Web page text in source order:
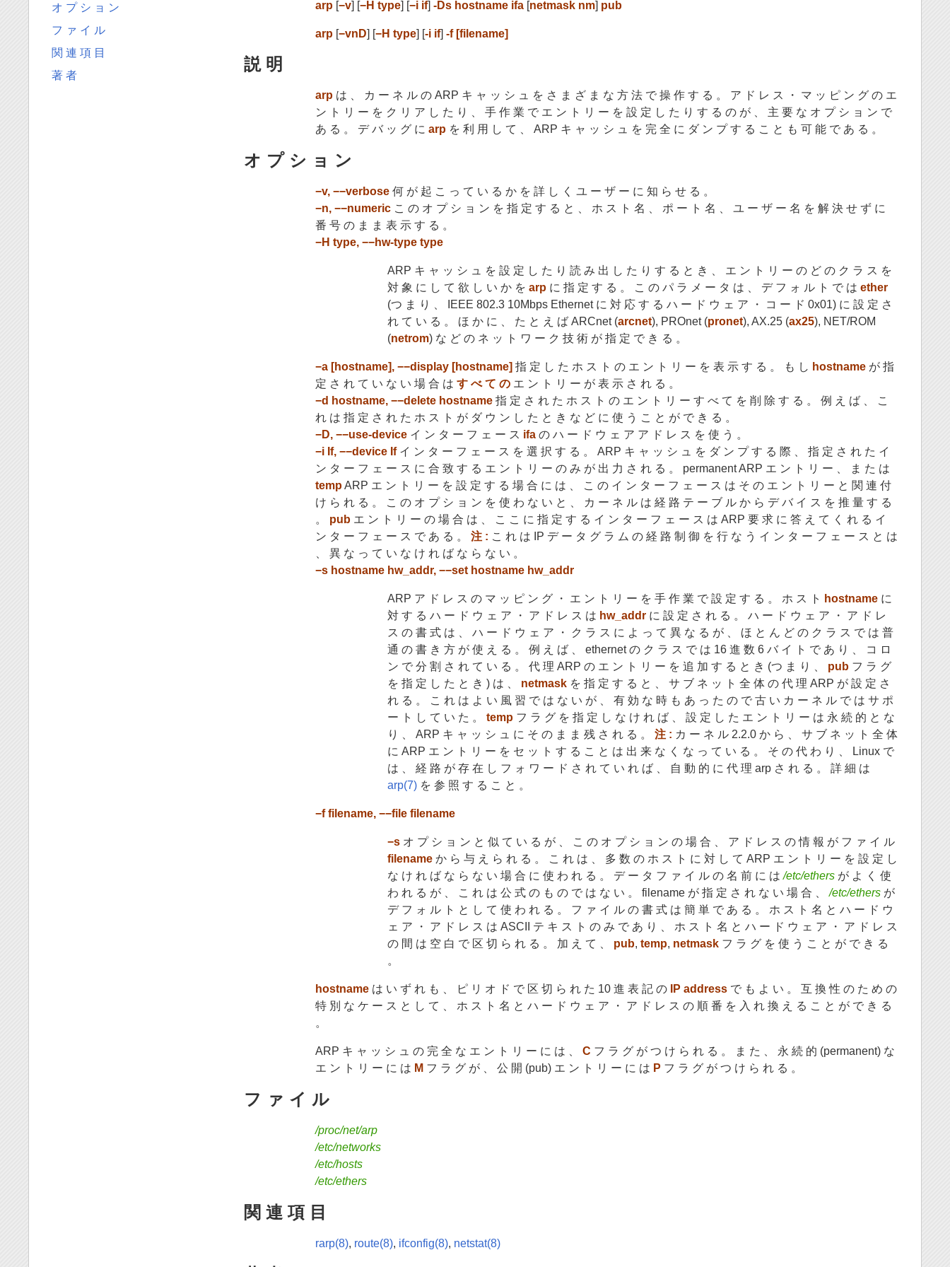
arp [−v] [−H type] [−i if]-Ds hostname ifa [netmask nm] pub
arp [−vnD] [−H type] [-i if]-f [filename]
説 明
arp は 、 カ ー ネ ル の ARP キ ャ ッ シ ュ を さ ま ざ ま な 方 法 で 操 作 す る 。 ア ド レ ス ・ マ ッ ピ ン グ の エ
ン ト リ ー を ク リ ア し た り 、 手 作 業 で エ ン ト リ ー を 設 定 し た り す る の が 、 主 要 な オ プ シ ョ ン で
あ る 。 デ バ ッ グ にarp を 利 用 し て 、 ARP キ ャ ッ シ ュ を 完 全 に ダ ン プ す る こ と も 可 能 で あ る 。
オ プ シ ョ ン
−v, −−verbose 何 が 起 こ っ て い る か を 詳 し く ユ ー ザ ー に 知 ら せ る 。
−n, −−numeric こ の オ プ シ ョ ン を 指 定 す る と 、 ホ ス ト 名 、 ポ ー ト 名 、 ユ ー ザ ー 名 を 解 決 せ ず に
番 号 の ま ま 表 示 す る 。
−H type, −−hw-type type
ARP キ ャ ッ シ ュ を 設 定 し た り 読 み 出 し た り す る と き 、 エ ン ト リ ー の ど の ク ラ ス を
対 象 に し て 欲 し い か をarp に 指 定 す る 。 こ の パ ラ メ ー タ は 、 デ フ ォ ル ト で はether
(つ ま り 、 IEEE 802.3 10Mbps Ethernet に 対 応 す る ハ ー ド ウ ェ ア ・ コ ー ド 0x01) に 設 定 さ
れ て い る 。 ほ か に 、 た と え ば ARCnet (arcnet), PROnet (pronet), AX.25 (ax25), NET/ROM
(netrom) な ど の ネ ッ ト ワ ー ク 技 術 が 指 定 で き る 。
−a [hostname], −−display [hostname] 指 定 し た ホ ス ト の エ ン ト リ ー を 表 示 す る 。 も し hostname が 指
定 さ れ て い な い 場 合 はす べ て の エ ン ト リ ー が 表 示 さ れ る 。
−d hostname, −−delete hostname 指 定 さ れ た ホ ス ト の エ ン ト リ ー す べ て を 削 除 す る 。 例 え ば 、 こ
れ は 指 定 さ れ た ホ ス ト が ダ ウ ン し た と き な ど に 使 う こ と が で き る 。
−D, −−use-device イ ン タ ー フ ェ ー ス ifa の ハ ー ド ウ ェ ア ア ド レ ス を 使 う 。
−i If, −−device Ifイ ン タ ー フ ェ ー ス を 選 択 す る 。 ARP キ ャ ッ シ ュ を ダ ン プ す る 際 、 指 定 さ れ た イ
ン タ ー フ ェ ー ス に 合 致 す る エ ン ト リ ー の み が 出 力 さ れ る 。 permanent ARP エ ン ト リ ー 、 ま た は
tempARP エ ン ト リ ー を 設 定 す る 場 合 に は 、 こ の イ ン タ ー フ ェ ー ス は そ の エ ン ト リ ー と 関 連 付
け ら れ る 。 こ の オ プ シ ョ ン を 使 わ な い と 、 カ ー ネ ル は 経 路 テ ー ブ ル か ら デ バ イ ス を 推 量 す る
。 pub エ ン ト リ ー の 場 合 は 、 こ こ に 指 定 す る イ ン タ ー フ ェ ー ス は ARP 要 求 に 答 え て く れ る イ
ン タ ー フ ェ ー ス で あ る 。注 : こ れ は IP デ ー タ グ ラ ム の 経 路 制 御 を 行 な う イ ン タ ー フ ェ ー ス と は
、 異 な っ て い な け れ ば な ら な い 。
−s hostname hw_addr, −−set hostname hw_addr
ARP ア ド レ ス の マ ッ ピ ン グ ・ エ ン ト リ ー を 手 作 業 で 設 定 す る 。 ホ ス ト hostname に
対 す る ハ ー ド ウ ェ ア ・ ア ド レ ス は hw_addr に 設 定 さ れ る 。 ハ ー ド ウ ェ ア ・ ア ド レ
ス の 書 式 は 、 ハ ー ド ウ ェ ア ・ ク ラ ス に よ っ て 異 な る が 、 ほ と ん ど の ク ラ ス で は 普
通 の 書 き 方 が 使 え る 。 例 え ば 、 ethernet の ク ラ ス で は 16 進 数 6 バ イ ト で あ り 、 コ ロ
ン で 分 割 さ れ て い る 。 代 理 ARP の エ ン ト リ ー を 追 加 す る と き (つ ま り 、 pub フ ラ グ
を 指 定 し た と き ) は 、 netmask を 指 定 す る と 、 サ ブ ネ ッ ト 全 体 の 代 理 ARP が 設 定 さ
れ る 。 こ れ は よ い 風 習 で は な い が 、 有 効 な 時 も あ っ た の で 古 い カ ー ネ ル で は サ ポ
ー ト し て い た 。temp フ ラ グ を 指 定 し な け れ ば 、 設 定 し た エ ン ト リ ー は 永 続 的 と な
り 、 ARP キ ャ ッ シ ュ に そ の ま ま 残 さ れ る 。注 : カ ー ネ ル 2.2.0 か ら 、 サ ブ ネ ッ ト 全 体
に ARP エ ン ト リ ー を セ ッ ト す る こ と は 出 来 な く な っ て い る 。 そ の 代 わ り 、 Linux で
は 、 経 路 が 存 在 し フ ォ ワ ー ド さ れ て い れ ば 、 自 動 的 に 代 理 arp さ れ る 。 詳 細 は
arp(7) を 参 照 す る こ と 。
−f filename, −−file filename
−s オ プ シ ョ ン と 似 て い る が 、 こ の オ プ シ ョ ン の 場 合 、 ア ド レ ス の 情 報 が フ ァ イ ル
filename か ら 与 え ら れ る 。 こ れ は 、 多 数 の ホ ス ト に 対 し て ARP エ ン ト リ ー を 設 定 し
な け れ ば な ら な い 場 合 に 使 わ れ る 。 デ ー タ フ ァ イ ル の 名 前 に は/etc/ethers が よ く 使
わ れ る が 、 こ れ は 公 式 の も の で は な い 。 filename が 指 定 さ れ な い 場 合 、/etc/ethers が
デ フ ォ ル ト と し て 使 わ れ る 。 フ ァ イ ル の 書 式 は 簡 単 で あ る 。 ホ ス ト 名 と ハ ー ド ウ
ェ ア ・ ア ド レ ス は ASCII テ キ ス ト の み で あ り 、 ホ ス ト 名 と ハ ー ド ウ ェ ア ・ ア ド レ ス
の 間 は 空 白 で 区 切 ら れ る 。 加 え て 、 pub,temp, netmask フ ラ グ を 使 う こ と が で き る
。
hostname は い ず れ も 、 ピ リ オ ド で 区 切 ら れ た 10 進 表 記 の IP address で も よ い 。 互 換 性 の た め の
特 別 な ケ ー ス と し て 、 ホ ス ト 名 と ハ ー ド ウ ェ ア ・ ア ド レ ス の 順 番 を 入 れ 換 え る こ と が で き る
。
ARP キ ャ ッ シ ュ の 完 全 な エ ン ト リ ー に は 、C フ ラ グ が つ け ら れ る 。 ま た 、 永 続 的 (permanent) な
エ ン ト リ ー に は M フ ラ グ が 、 公 開 (pub) エ ン ト リ ー に は P フ ラ グ が つ け ら れ る 。
フ ァ イ ル
/proc/net/arp
/etc/networks
/etc/hosts
/etc/ethers
関 連 項 目
rarp(8), route(8), ifconfig(8), netstat(8)
オ プ シ ョ ン
フ ァ イ ル
関 連 項 目
著 者